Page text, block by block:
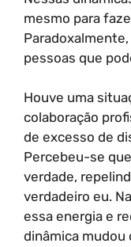
mesmo para
pessoas que
Houve uma
colaboração
de excesso de
Percebeu-se
verdade,
verdadeiro eu.
essa energia e
dinâmica